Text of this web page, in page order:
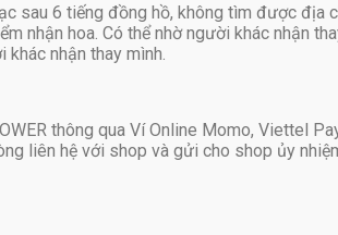
sau 6 tiếng đồng hồ, không tìm được địa
nhận hoa. Có thể nhờ người khác nhận
nhận thay mình.
thông qua Ví Online Momo, Viettel
liên hệ với shop và gửi cho shop ủy